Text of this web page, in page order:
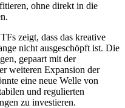
ohne direkt in die
zeigt, dass das kreative
nicht ausgeschöpft ist. Die
gepaart mit der
weiteren Expansion der
eine neue Welle von
und regulierten
zu investieren.